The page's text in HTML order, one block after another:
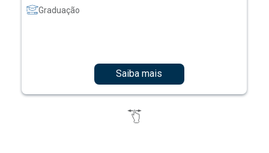
Graduação
Saiba mais